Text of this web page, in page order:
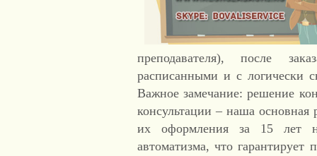
преподавателя), после
расписанными и с логически
Важное замечание: решение
консультации – наша
их оформления за 15 лет
автоматизма, что гарантирует